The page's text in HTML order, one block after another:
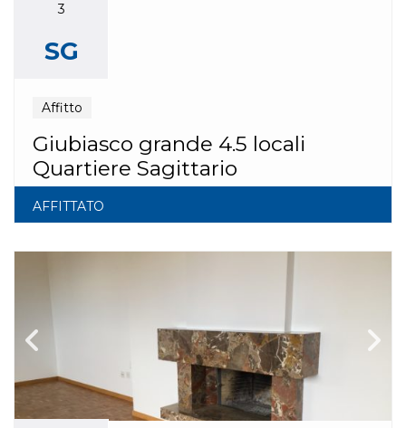
3
SG
Affitto
Giubiasco grande 4.5 locali
Quartiere Sagittario
AFFITTATO